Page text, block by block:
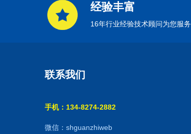
经验丰富
16年行业经验技术顾问为您服务
联系我们
手机：134-8274-2882
微信：shguanzhiweb